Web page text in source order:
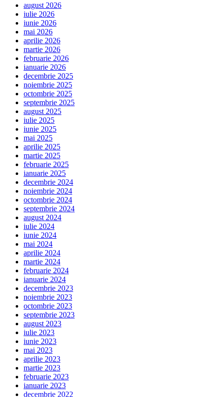
august 2026
iulie 2026
iunie 2026
mai 2026
aprilie 2026
martie 2026
februarie 2026
ianuarie 2026
decembrie 2025
noiembrie 2025
octombrie 2025
septembrie 2025
august 2025
iulie 2025
iunie 2025
mai 2025
aprilie 2025
martie 2025
februarie 2025
ianuarie 2025
decembrie 2024
noiembrie 2024
octombrie 2024
septembrie 2024
august 2024
iulie 2024
iunie 2024
mai 2024
aprilie 2024
martie 2024
februarie 2024
ianuarie 2024
decembrie 2023
noiembrie 2023
octombrie 2023
septembrie 2023
august 2023
iulie 2023
iunie 2023
mai 2023
aprilie 2023
martie 2023
februarie 2023
ianuarie 2023
decembrie 2022